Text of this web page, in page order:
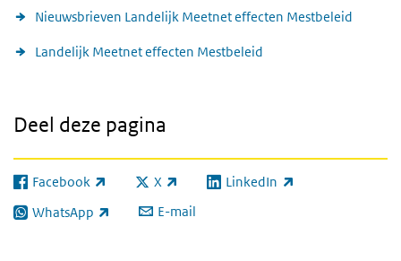
Nieuwsbrieven Landelijk Meetnet effecten Mestbeleid
Landelijk Meetnet effecten Mestbeleid
Deel deze pagina
Facebook
(externe link) X
(externe link) LinkedIn
(externe link)
WhatsApp
(externe link) E-mail